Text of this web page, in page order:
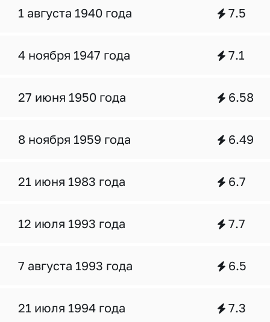
1 августа 1940 года 7.5
4 ноября 1947 года 7.1
27 июня 1950 года 6.58
8 ноября 1959 года 6.49
21 июня 1983 года 6.7
12 июля 1993 года 7.7
7 августа 1993 года 6.5
21 июля 1994 года 7.3